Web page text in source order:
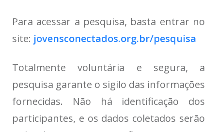
Para acessar a pesquisa, basta entrar no
site: jovensconectados.org.br/pesquisa
Totalmente voluntária e segura, a
pesquisa garante o sigilo das informações
fornecidas. Não há identificação dos
participantes, e os dados coletados serão